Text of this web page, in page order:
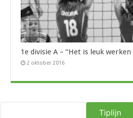
1e divisie A – “Het is leuk
2 oktober 2016
Tiplijn